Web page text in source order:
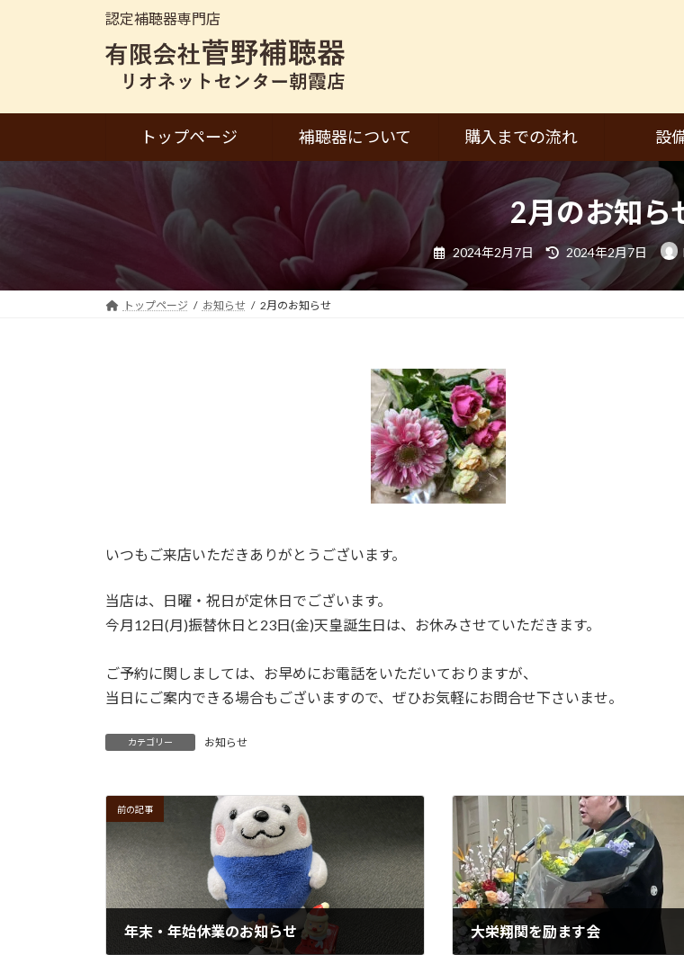
へ
キ
ョ
に
認定補聴器専門店
トップページ 補聴器について 購入までの流れ 設
2月のお知ら
2024年2月7日
最
終
日
2024年2月7日
トップページ お知らせ 2月のお知らせ
いつもご来店いただきありがとうございます。
当店は、日曜・祝日が定休日でございます。
今月12日(月)振替休日と23日(金)天皇誕生日は、お休みさせていただきます。
ご予約に関しましては、お早めにお電話をいただいておりますが、
当日にご案内できる場合もございますので、ぜひお気軽にお問合せ下さいませ。
カテゴリー お知らせ
前の記事
年末・年始休業のお知らせ 大栄翔関を励ます会